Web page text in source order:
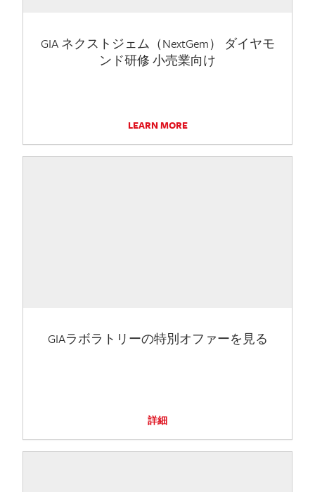
GIA ネクストジェム（NextGem） ダイヤモ
ンド研修 小売業向け
LEARN MORE
GIAラボラトリーの特別オファーを見る
詳細